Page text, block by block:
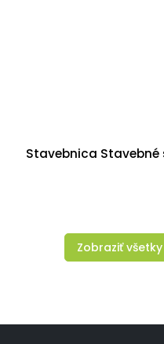
Stavebnica Stavebné
Zobraziť
Z